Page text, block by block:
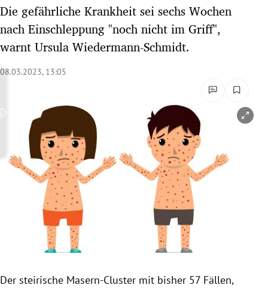
Untermenü
Untermenü
Untermenü
Untermenü
Untermenü
Untermenü
Untermenü
Untermenü
Untermenü
Untermenü
Die gefährliche Krankheit sei sechs Wochen
nach Einschleppung "noch nicht im Griff",
warnt Ursula Wiedermann-Schmidt.
08.03.2023, 13:05
Copyright-Hinweis öffnen/schließen
Der steirische Masern-Cluster mit bisher 57 Fällen,